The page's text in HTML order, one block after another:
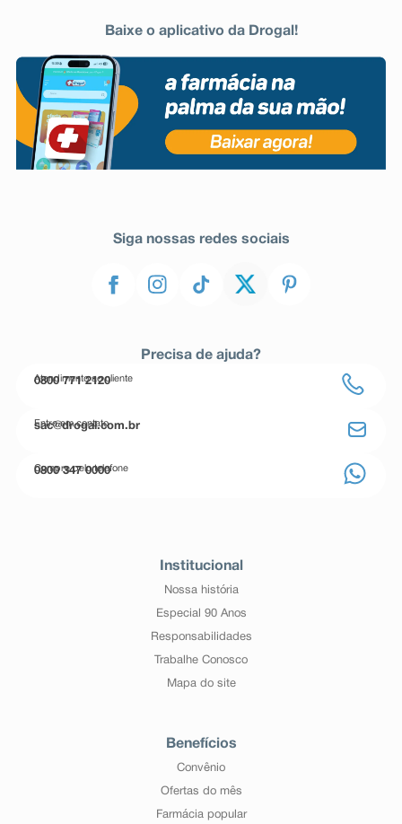
Baixe o aplicativo da Drogal!
Siga nossas redes sociais
Precisa de ajuda?
Atendimento ao cliente
0800 771 2120
Entre em contato
sac@drogal.com.br
Compre pelo telefone
0800 347 0000
Institucional
Nossa história
Especial 90 Anos
Responsabilidades
Trabalhe Conosco
Mapa do site
Benefícios
Convênio
Ofertas do mês
Farmácia popular